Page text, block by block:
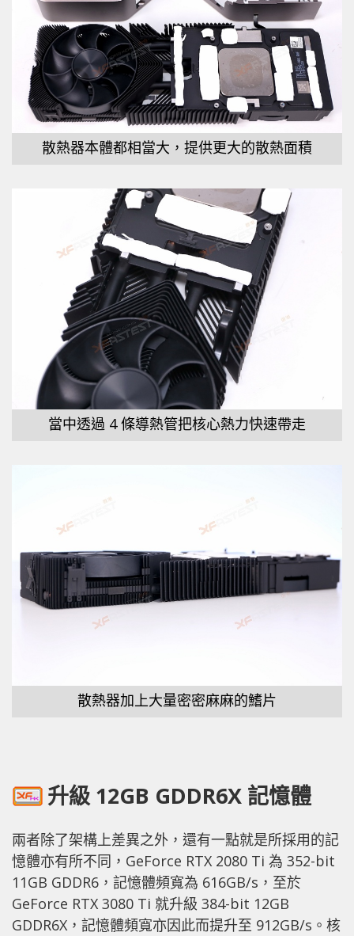
散熱器本體都相當大，提供更大的散熱面積
當中透過 4 條導熱管把核心熱力快速帶走
散熱器加上大量密密麻麻的鰭片
升級 12GB GDDR6X 記憶體
兩者除了架構上差異之外，還有一點就是所採用的記
憶體亦有所不同，GeForce RTX 2080 Ti 為 352-bit
11GB GDDR6，記憶體頻寬為 616GB/s，至於
GeForce RTX 3080 Ti 就升級 384-bit 12GB
GDDR6X，記憶體頻寬亦因此而提升至 912GB/s。核